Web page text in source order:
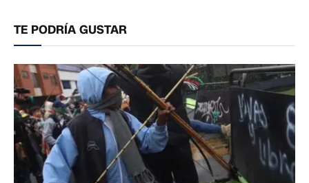
TE PODRÍA GUSTAR